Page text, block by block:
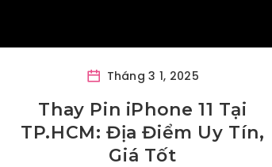
Tháng 3 1, 2025
Thay Pin iPhone 11 Tại
TP.HCM: Địa Điểm Uy Tín,
Giá Tốt